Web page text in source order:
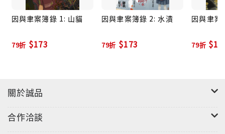
因與聿案簿錄 1: 山貓
79折 $173
因與聿案簿錄 2: 水漬
79折 $173
因與聿案
79折
關於誠品
合作洽談